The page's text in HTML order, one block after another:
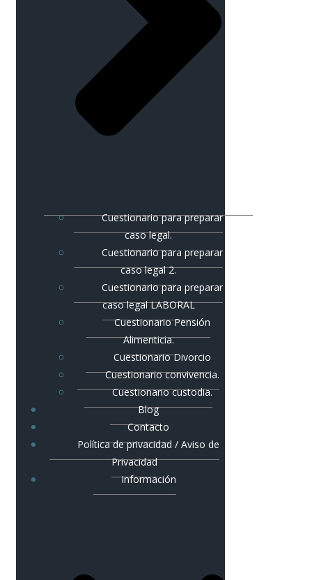
Cuestionario para preparar
caso legal.
Cuestionario para preparar
caso legal 2.
Cuestionario para preparar
caso legal LABORAL
Cuestionario Pensión
Alimenticia.
Cuestionario Divorcio
Cuestionario convivencia.
Cuestionario custodia.
Blog
Contacto
Política de privacidad / Aviso de
Privacidad
Información